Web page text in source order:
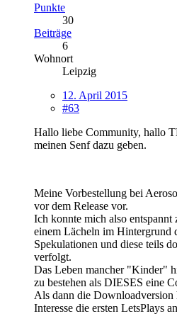
Punkte
30
Beiträge
6
Wohnort
Leipzig
12. April 2015
#63
Hallo liebe Community, hallo
meinen Senf dazu geben.
Meine Vorbestellung bei
vor dem Release vor.
Ich konnte mich also
einem Lächeln im Hintergrund
Spekulationen und diese teils
verfolgt.
Das Leben mancher "Kinder"
zu bestehen als DIESES eine
Als dann die Downloadversion
Interesse die ersten LetsPlays